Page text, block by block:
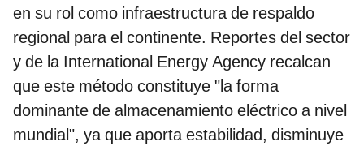
en su rol como infraestructura de respaldo
regional para el continente. Reportes del sector
y de la International Energy Agency recalcan
que este método constituye "la forma
dominante de almacenamiento eléctrico a nivel
mundial", ya que aporta estabilidad, disminuye